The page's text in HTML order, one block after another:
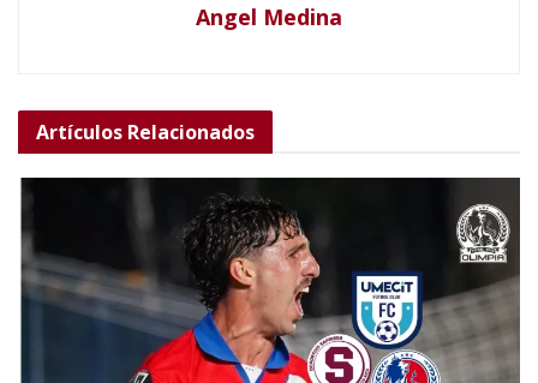
Angel Medina
Artículos Relacionados